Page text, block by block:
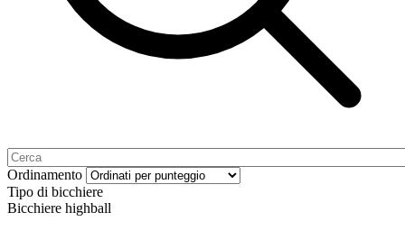
Ordinamento
Tipo di bicchiere
Bicchiere highball